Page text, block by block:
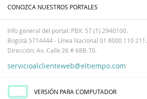
CONOZCA NUESTROS PORTALES
Info general del portal: PBX: 57 (1) 2940100.
Bogotá 5714444 - Línea Nacional 01 8000 110 211.
Dirección: Av. Calle 26 # 68B-70.
servicioalclienteweb@eltiempo.com
VERSIÓN PARA COMPUTADOR